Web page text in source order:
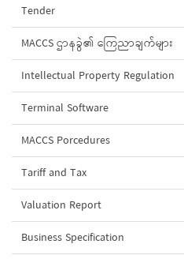
Tender
MACCS ဌာနခွဲ၏ ကြေညာချက်များ
Intellectual Property Regulation
Terminal Software
MACCS Porcedures
Tariff and Tax
Valuation Report
Business Specification